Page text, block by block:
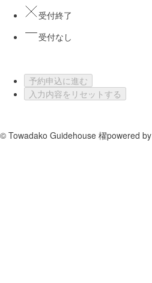
受付終了
受付なし
予約申込に進む
入力内容をリセットする
© Towadako Guidehouse 櫂powered by